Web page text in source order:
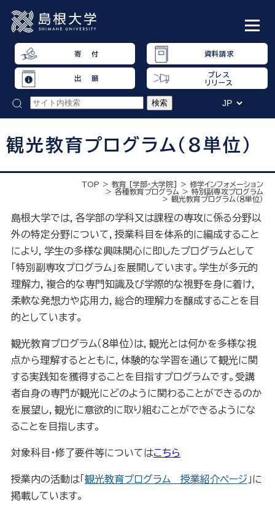
寄 付 資料請求
出 願
プレス
リリース
観光教育プログラム（８単位）
TOP 教育 [学部・大学院]
修学インフォメーション
各種教育プログラム
特別副専攻プログラム
観光教育プログラム（８単位）
島根大学では，各学部の学科又は課程の専攻に係る分野以
外の特定分野について，授業科目を体系的に編成すること
により，学生の多様な興味関心に即したプログラムとして
「特別副専攻プログラム」を展開しています。学生が多元的
理解力，複合的な専門知識及び学際的な視野を身に着け，
柔軟な発想力や応用力，総合的理解力を醸成することを目
的としています。
観光教育プログラム（８単位）は，観光とは何かを多様な視
点から理解するとともに，体験的な学習を通じて観光に関
する実践知を獲得することを目指すプログラムです。受講
者自身の専門が観光にどのように関わることができるのか
を展望し，観光に意欲的に取り組むことができるようにな
ることを目指します。
対象科目・修了要件等についてはこちら
授業内の活動は「 観光教育プログラム 授業紹介ページ 」に
掲載しています。